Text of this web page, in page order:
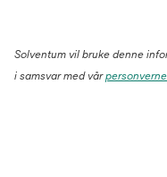
Solventum vil bruke denne
i samsvar med vår